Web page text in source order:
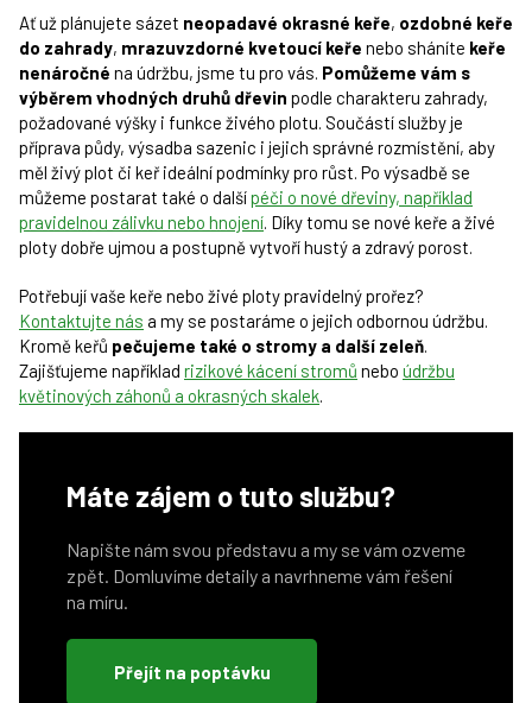
Ať už plánujete sázet neopadavé okrasné keře, ozdobné keře
do zahrady, mrazuvzdorné kvetoucí keře nebo sháníte keře
nenáročné na údržbu, jsme tu pro vás. Pomůžeme vám s
výběrem vhodných druhů dřevin podle charakteru zahrady,
požadované výšky i funkce živého plotu. Součástí služby je
příprava půdy, výsadba sazenic i jejich správné rozmístění, aby
měl živý plot či keř ideální podmínky pro růst. Po výsadbě se
můžeme postarat také o dalšípéči o nové dřeviny, například
pravidelnou zálivku nebo hnojení. Díky tomu se nové keře a živé
ploty dobře ujmou a postupně vytvoří hustý a zdravý porost.
Potřebují vaše keře nebo živé ploty pravidelný prořez?
Kontaktujte nás a my se postaráme o jejich odbornou údržbu.
Kromě keřů pečujeme také o stromy a další zeleň.
Zajišťujeme například rizikové kácení stromů nebo údržbu
květinových záhonů a okrasných skalek.
Máte zájem o tuto službu?
Napište nám svou představu a my se vám ozveme
zpět. Domluvíme detaily a navrhneme vám řešení
na míru.
Přejít na poptávku